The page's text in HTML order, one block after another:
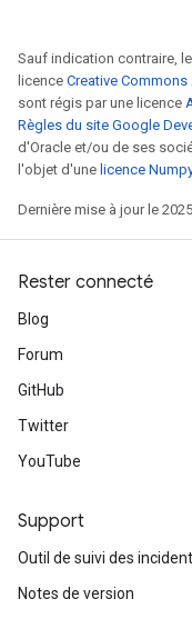
Sauf indication contraire,
licence Creative
sont régis par une licence
Règles du site Google
d'Oracle et/ou de ses
l'objet d'une licence Numpy
Dernière mise à jour le
Rester connecté
Blog
Forum
GitHub
Twitter
YouTube
Support
Outil de suivi des
Notes de version